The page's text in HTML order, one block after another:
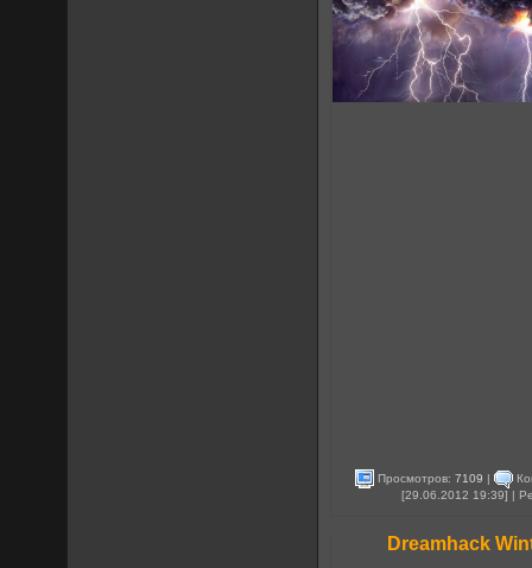
Просмотров:7109 |
[29.06.2012 19:39] |
Dreamhack